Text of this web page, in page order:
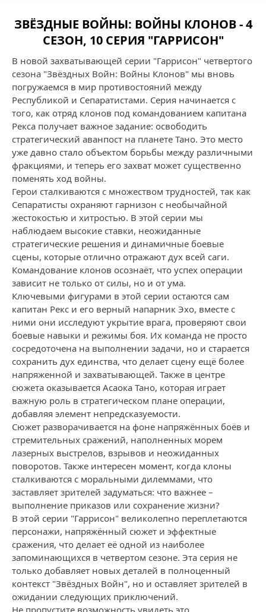
ЗВЁЗДНЫЕ ВОЙНЫ: ВОЙНЫ КЛОНОВ - 4
СЕЗОН, 10 СЕРИЯ "ГАРРИСОН"
В новой захватывающей серии "Гаррисон" четвертого
сезона "Звёздных Войн: Войны Клонов" мы вновь
погружаемся в мир противостояний между
Республикой и Сепаратистами. Серия начинается с
того, как отряд клонов под командованием капитана
Рекса получает важное задание: освободить
стратегический аванпост на планете Тано. Это место
уже давно стало объектом борьбы между различными
фракциями, и теперь его захват может существенно
поменять ход войны.
Герои сталкиваются с множеством трудностей, так как
Сепаратисты охраняют гарнизон с необычайной
жестокостью и хитростью. В этой серии мы
наблюдаем высокие ставки, неожиданные
стратегические решения и динамичные боевые
сцены, которые отлично отражают дух всей саги.
Командование клонов осознаёт, что успех операции
зависит не только от силы, но и от ума.
Ключевыми фигурами в этой серии остаются сам
капитан Рекс и его верный напарник Эхо, вместе с
ними они исследуют укрытие врага, проверяют свои
боевые навыки и режимы боя. Их команда не просто
сосредоточена на выполнении задачи, но и старается
сохранить дух единства, что делает сцену ещё более
напряженной и захватывающей. Также в центре
сюжета оказывается Асаока Тано, которая играет
важную роль в стратегическом плане операции,
добавляя элемент непредсказуемости.
Сюжет разворачивается на фоне напряжённых боёв и
стремительных сражений, наполненных морем
лазерных выстрелов, взрывов и неожиданных
поворотов. Также интересен момент, когда клоны
сталкиваются с моральными дилеммами, что
заставляет зрителей задуматься: что важнее –
выполнение приказов или сохранение жизни?
В этой серии "Гаррисон" великолепно переплетаются
персонажи, напряжённый сюжет и эффектные
сражения, что делает её одной из наиболее
запоминающихся в четвертом сезоне. Эта серия не
только добавляет новых деталей в полноценный
контекст "Звёздных Войн", но и оставляет зрителей в
ожидании следующих приключений.
Не пропустите возможность увидеть это